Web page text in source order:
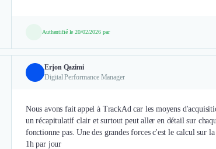
Authentifié le 20/02/2026 par
Erjon Qazimi
Digital Performance Manager
Nous avons fait appel à TrackAd car les moyens
un récapitulatif clair et surtout peut aller en détail sur
fonctionne pas. Une des grandes forces c'est le calcul sur
1h par jour